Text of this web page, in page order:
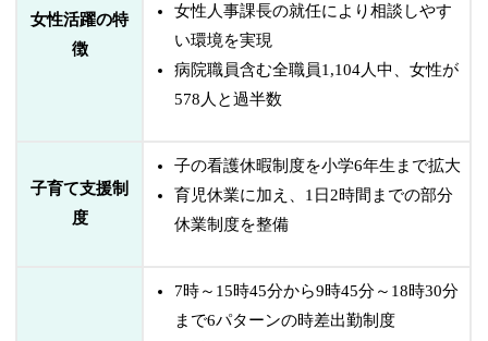
女性活躍の特
徴
女性人事課長の就任により相談しやす
い環境を実現
病院職員含む全職員1,104人中、女性が
578人と過半数
子育て支援制
度
子の看護休暇制度を小学6年生まで拡大
育児休業に加え、1日2時間までの部分
休業制度を整備
7時～15時45分から9時45分～18時30分
まで6パターンの時差出勤制度